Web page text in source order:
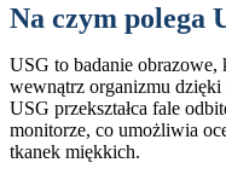
Na czym polega
USG to badanie
wewnątrz organizmu
USG przekształca fale
monitorze, co umożliwia
tkanek miękkich.